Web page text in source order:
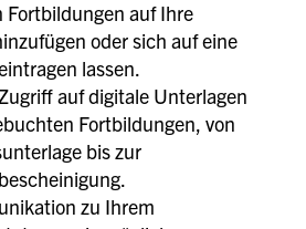
Fortbildungen auf Ihre
oder sich auf eine
lassen.
auf digitale Unterlagen
Fortbildungen, von
bis zur
zu Ihrem